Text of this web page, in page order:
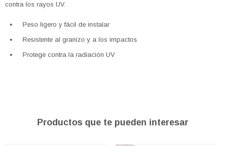
contra los rayos UV.
Peso ligero y fácil de instalar
Resistente al granizo y a los impactos
Protege contra la radiación UV
Productos que te pueden interesar